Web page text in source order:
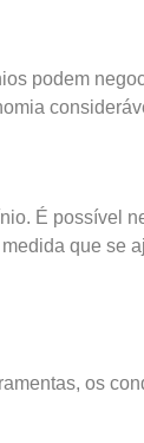
podem
É possível
que se
os